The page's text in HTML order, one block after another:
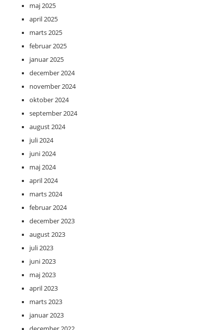
maj 2025
april 2025
marts 2025
februar 2025
januar 2025
december 2024
november 2024
oktober 2024
september 2024
august 2024
juli 2024
juni 2024
maj 2024
april 2024
marts 2024
februar 2024
december 2023
august 2023
juli 2023
juni 2023
maj 2023
april 2023
marts 2023
januar 2023